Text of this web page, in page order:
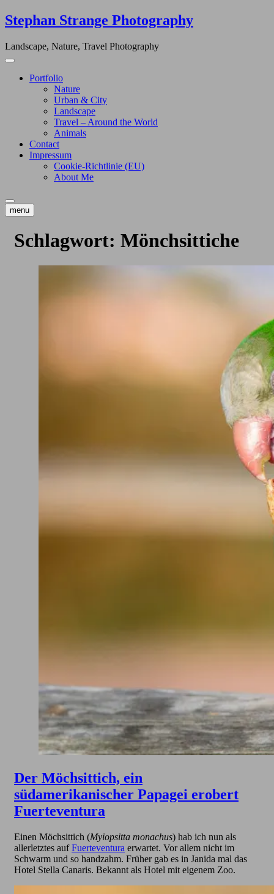
Skip
to
Stephan Strange Photography
Landscape, Nature, Travel Photography
Portfolio
Nature
Urban & City
Landscape
Travel – Around the World
Animals
Contact
Impressum
Cookie-Richtlinie (EU)
About Me
menu
Schlagwort: Mönchsittiche
Der Möchsittich, ein
südamerikanischer Papagei erobert
Fuerteventura
Einen Möchsittich (Myiopsitta monachus) hab ich nun als
allerletztes aufFuerteventura erwartet. Vor allem nicht im
Schwarm und so handzahm. Früher gab es in Janida mal das
Hotel Stella Canaris. Bekannt als Hotel mit eigenem Zoo.